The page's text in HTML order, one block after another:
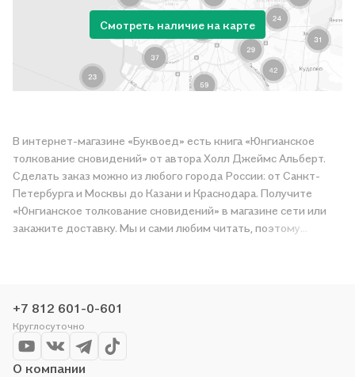
Смотреть наличие на карте
В интернет-магазине «Буквоед» есть книга «Юнгианское
толкование сновидений» от автора Холл Джеймс Альберт.
Сделать заказ можно из любого города России: от Санкт-
Петербурга и Москвы до Казани и Краснодара. Получите
«Юнгианское толкование сновидений» в магазине сети или
закажите доставку. Мы и сами любим читать, поэтому
+7 812 601-0-601
Круглосуточно
О компании